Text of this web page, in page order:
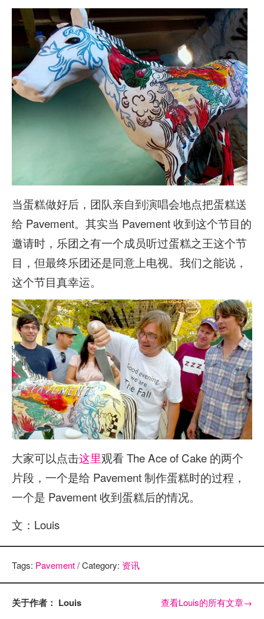
当蛋糕做好后，团队亲自到演唱会地点把蛋糕送
给 Pavement。其实当 Pavement 收到这个节目的
邀请时，乐团之有一个成员听过蛋糕之王这个节
目，但最终乐团还是同意上电视。我们之能说，
这个节目真幸运。
大家可以点击这里观看 The Ace of Cake 的两个
片段，一个是给 Pavement 制作蛋糕时的过程，
一个是 Pavement 收到蛋糕后的情况。
文：Louis
Tags: Pavement/ Category: 资讯
关于作者： Louis 查看Louis的所有文章→